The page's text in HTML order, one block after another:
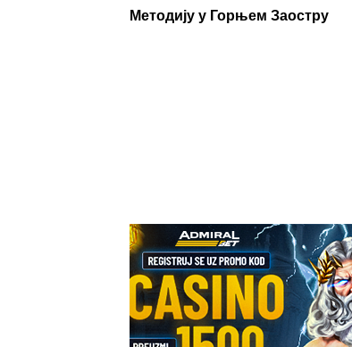
Методију у Горњем Заостру